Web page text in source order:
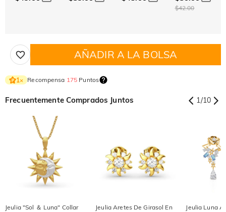
$42.00
AÑADIR A LA BOLSA
1× Recompensa 175 Puntos
Frecuentemente Comprados Juntos 1/10
Jeulia "Sol ＆ Luna" Collar
Jeulia Aretes De Girasol En
Jeulia Luna